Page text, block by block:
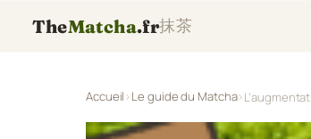
TheMatcha.fr抹茶
Accueil Le guide du Matcha